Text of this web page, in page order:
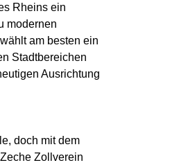
Rheins ein
modernen
am besten ein
Stadtbereichen
Ausrichtung
doch mit dem
Zollverein